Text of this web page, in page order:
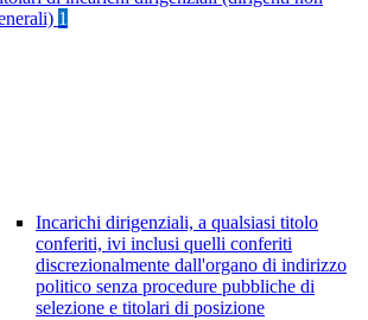
1
Incarichi dirigenziali, a qualsiasi titolo
conferiti, ivi inclusi quelli conferiti
discrezionalmente dall'organo di indirizzo
politico senza procedure pubbliche di
selezione e titolari di posizione